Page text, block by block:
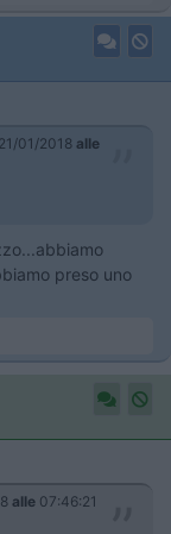
21/01/2018 alle
preso uno
alle 07:46:21